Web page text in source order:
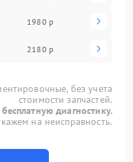
1980 р
2180 р
без учета
стоимости запчастей.
диагностику.
на неисправность.